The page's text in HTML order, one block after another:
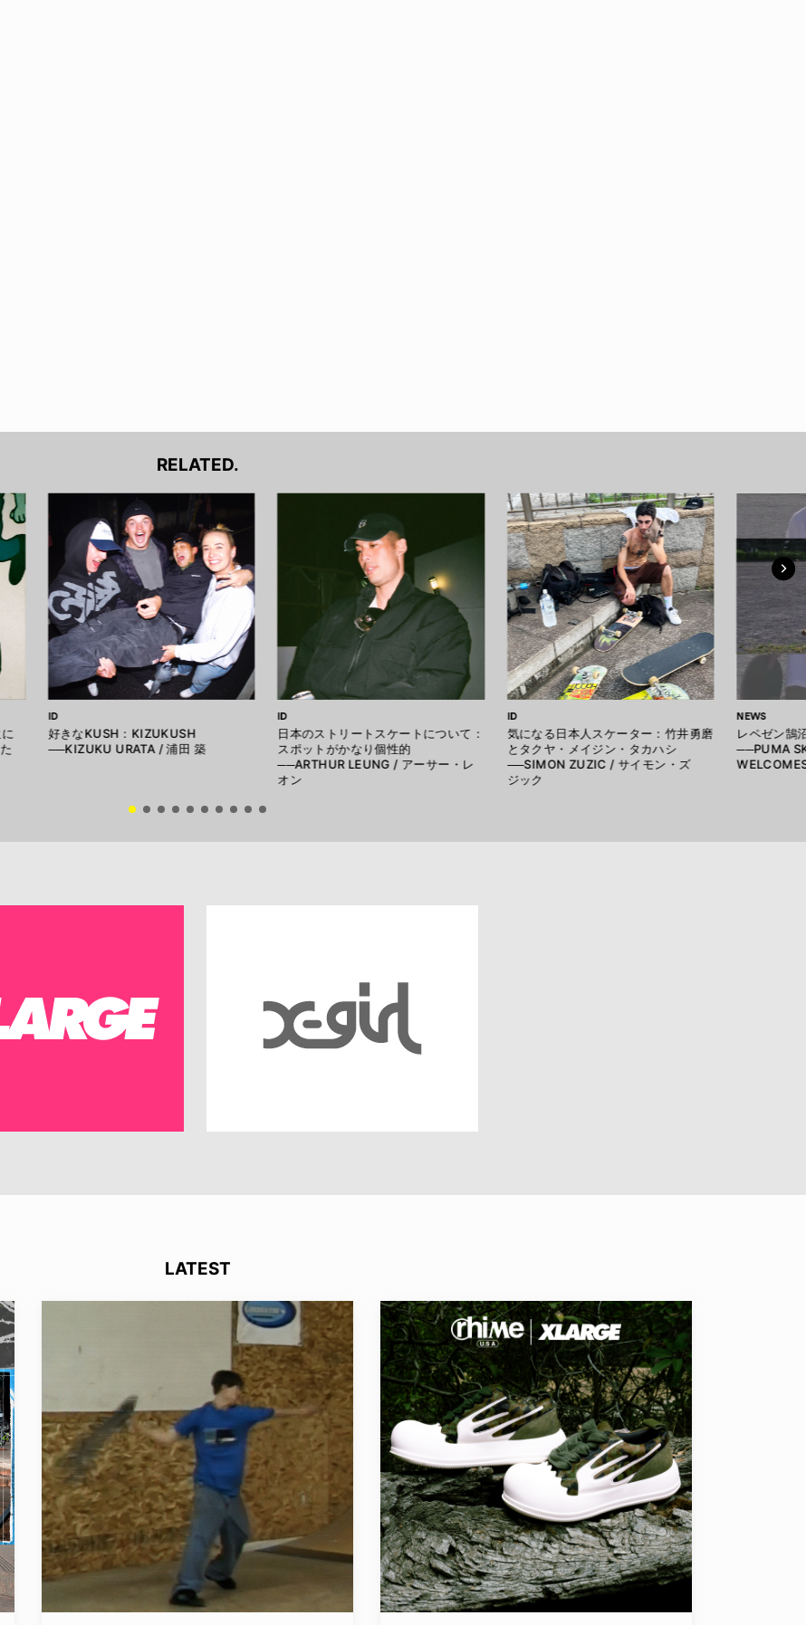
RELATED.
ID
好きなKUSH：KIZUKUSH
──KIZUKU URATA / 浦田 築
ID
日本のストリートスケートについて：
スポットがかなり個性的
──ARTHUR LEUNG / アーサー・レ
オン
ID
気になる日本人スケーター：竹井勇磨
とタクヤ・メイジン・タカハシ
──SIMON ZUZIC / サイモン・ズ
ジック
NEWS
レペゼン鵠
──PUMA
LATEST